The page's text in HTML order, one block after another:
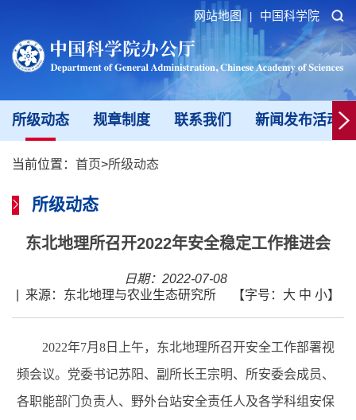
网站地图 中国科学院
所级动态 规章制度 联系我们 新闻发布活动
当前位置： 首页>所级动态
所级动态
东北地理所召开2022年安全稳定工作推进会
日期：2022-07-08
来源：东北地理与农业生态研究所 【字号： 大 中 小】
2022年7月8日上午，东北地理所召开安全工作部署视
频会议。党委书记苏阳、副所长王宗明、所安委会成员、
各职能部门负责人、野外台站安全责任人及各学科组安保